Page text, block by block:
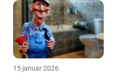
15 januar 2026